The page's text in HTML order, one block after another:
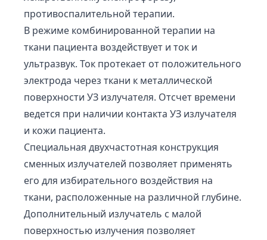
противоспалительной терапии.
В режиме комбинированной терапии на
ткани пациента воздействует и ток и
ультразвук. Ток протекает от положительного
электрода через ткани к металлической
поверхности УЗ излучателя. Отсчет времени
ведется при наличии контакта УЗ излучателя
и кожи пациента.
Специальная двухчастотная конструкция
сменных излучателей позволяет применять
его для избирательного воздействия на
ткани, расположенные на различной глубине.
Дополнительный излучатель с малой
поверхностью излучения позволяет